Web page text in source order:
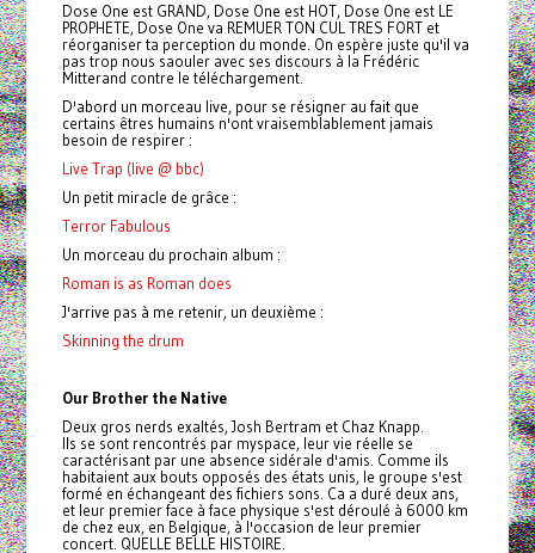
Dose One est GRAND, Dose One est HOT, Dose One est LE
PROPHETE, Dose One va REMUER TON CUL TRES FORT et
réorganiser ta perception du monde. On espère juste qu'il va
pas trop nous saouler avec ses discours à la Frédéric
Mitterand contre le téléchargement.
D'abord un morceau live, pour se résigner au fait que
certains êtres humains n'ont vraisemblablement jamais
besoin de respirer :
Live Trap (live @ bbc)
Un petit miracle de grâce :
Terror Fabulous
Un morceau du prochain album :
Roman is as Roman does
J'arrive pas à me retenir, un deuxième :
Skinning the drum
Our Brother the Native
Deux gros nerds exaltés, Josh Bertram et Chaz Knapp.
Ils se sont rencontrés par myspace, leur vie réelle se
caractérisant par une absence sidérale d'amis. Comme ils
habitaient aux bouts opposés des états unis, le groupe s'est
formé en échangeant des fichiers sons. Ca a duré deux ans,
et leur premier face à face physique s'est déroulé à 6000 km
de chez eux, en Belgique, à l'occasion de leur premier
concert. QUELLE BELLE HISTOIRE.